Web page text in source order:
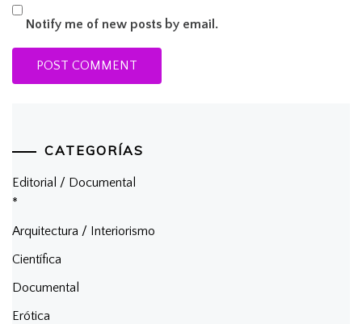
Notify me of new posts by email.
CATEGORÍAS
Editorial / Documental
*
Arquitectura / Interiorismo
Científica
Documental
Erótica